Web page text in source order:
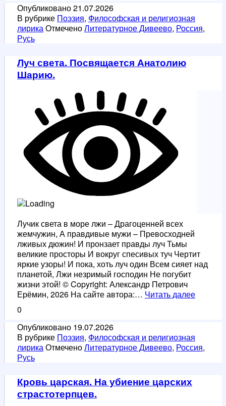
иконе
Божией
Матери.
Опубликовано21.07.2026
В рубрике Поэзия, Философская и религиозная
лирикаОтмеченоЛитературное Дивеево, Россия,
Русь
Луч света. Посвящается Анатолию
Шарию.
Лучик света в море лжи – Драгоценней всех
жемчужин, А правдивые мужи – Превосходней
лживых дюжин! И пронзает правды луч Тьмы
великие просторы И вокруг спесивых туч Чертит
яркие узоры! И пока, хоть луч один Всем сияет над
планетой, Лжи незримый господин Не погубит
жизни этой! © Copyright: Александр Петрович
Ерёмин, 2026 На сайте автора:… Читать далееЛуч
0
Опубликовано 19.07.2026
В рубрике Поэзия, Философская и религиозная
лирикаОтмеченоЛитературное Дивеево, Россия,
Русь
Кровь царская. На убиение царских
страстотерпцев.